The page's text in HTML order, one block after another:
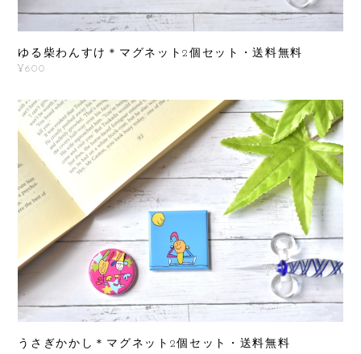
ゆる柴わんすけ＊マグネット2個セット・送料無料
¥600
うさぎかかし＊マグネット2個セット・送料無料